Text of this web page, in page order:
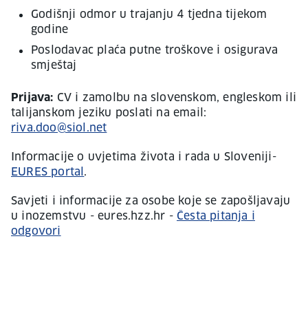
Godišnji odmor u trajanju 4 tjedna tijekom
godine
Poslodavac plaća putne troškove i osigurava
smještaj
Prijava: CV i zamolbu na slovenskom, engleskom ili
talijanskom jeziku poslati na email:
riva.doo@siol.net
Informacije o uvjetima života i rada u Sloveniji-
EURES portal .
Savjeti i informacije za osobe koje se zapošljavaju
u inozemstvu - eures.hzz.hr - Česta pitanja i
odgovori